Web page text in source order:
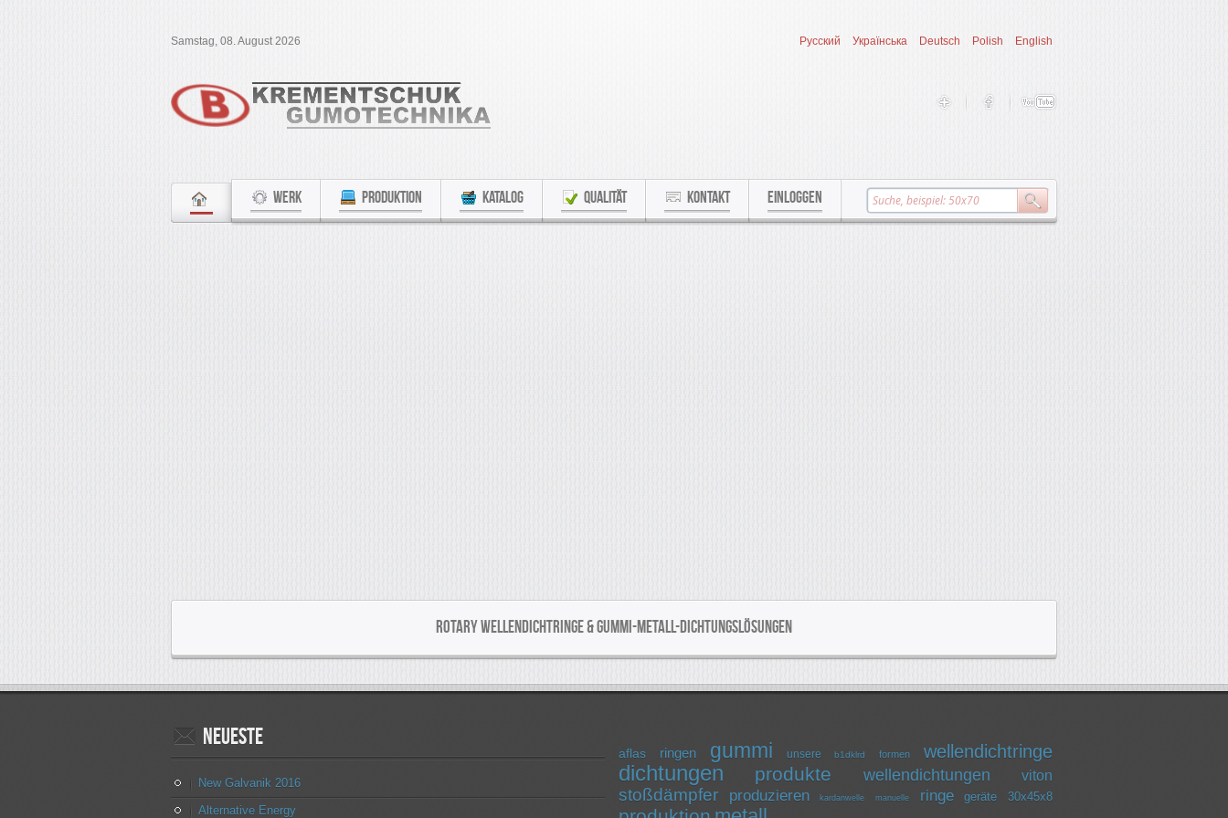
Samstag, 08. August 2026 Русский Українська Deutsch Polish English
WERK PRODUKTION KATALOG QUALITÄT KONTAKT EINLOGGEN
ROTARY WELLENDICHTRINGE & GUMMI-METALL-DICHTUNGSLÖSUNGEN
Neueste
New Galvanik 2016
Alternative Energy
aflas ringen gummi unsere b1dklrd formen wellendichtringe
dichtungen produkte wellendichtungen viton
stoßdämpfer produzieren kardanwelle manuelle ringe geräte 30x45x8